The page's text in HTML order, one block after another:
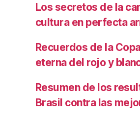
Los secretos de la
cultura en perfecta
Recuerdos de la
eterna del rojo y
Resumen de los
Brasil contra las